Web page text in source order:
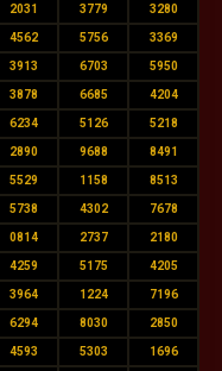
2031 3779 3280
4562 5756 3369
3913 6703 5950
3878 6685 4204
6234 5126 5218
2890 9688 8491
5529 1158 8513
5738 4302 7678
0814 2737 2180
4259 5175 4205
3964 1224 7196
6294 8030 2850
4593 5303 1696